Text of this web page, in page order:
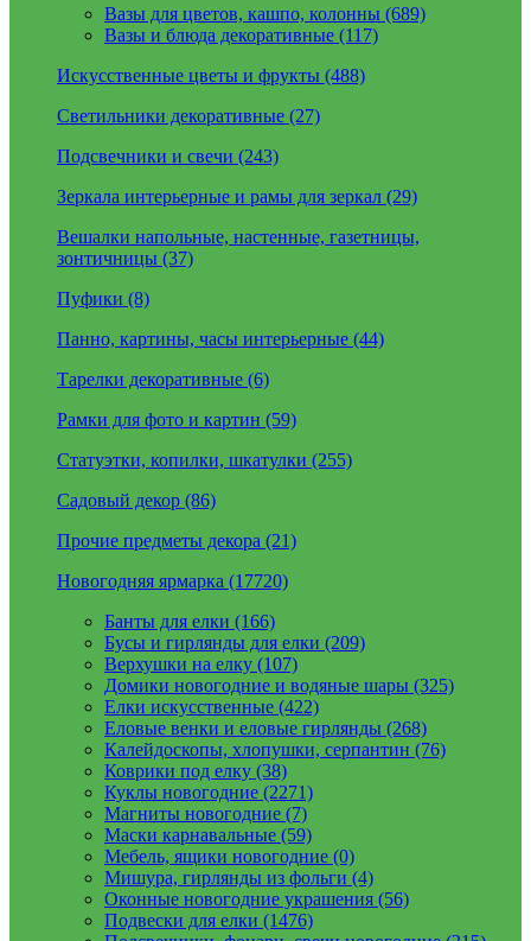
Вазы для цветов, кашпо, колонны (689)
Вазы и блюда декоративные (117)
Искусственные цветы и фрукты (488)
Светильники декоративные (27)
Подсвечники и свечи (243)
Зеркала интерьерные и рамы для зеркал (29)
Вешалки напольные, настенные, газетницы,
зонтичницы (37)
Пуфики (8)
Панно, картины, часы интерьерные (44)
Тарелки декоративные (6)
Рамки для фото и картин (59)
Статуэтки, копилки, шкатулки (255)
Садовый декор (86)
Прочие предметы декора (21)
Новогодняя ярмарка (17720)
Банты для елки (166)
Бусы и гирлянды для елки (209)
Верхушки на елку (107)
Домики новогодние и водяные шары (325)
Елки искусственные (422)
Еловые венки и еловые гирлянды (268)
Калейдоскопы, хлопушки, серпантин (76)
Коврики под елку (38)
Куклы новогодние (2271)
Магниты новогодние (7)
Маски карнавальные (59)
Мебель, ящики новогодние (0)
Мишура, гирлянды из фольги (4)
Оконные новогодние украшения (56)
Подвески для елки (1476)